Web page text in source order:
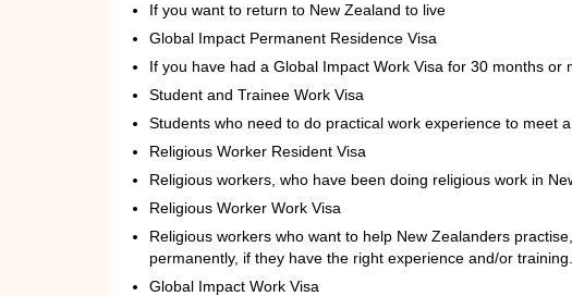
If you want to return to New Zealand to live
Global Impact Permanent Residence Visa
If you have had a Global Impact Work Visa for 30 months or
Student and Trainee Work Visa
Students who need to do practical work experience to meet
Religious Worker Resident Visa
Religious workers, who have been doing religious work in
Religious Worker Work Visa
Religious workers who want to help New Zealanders
permanently, if they have the right experience and/or training.
Global Impact Work Visa